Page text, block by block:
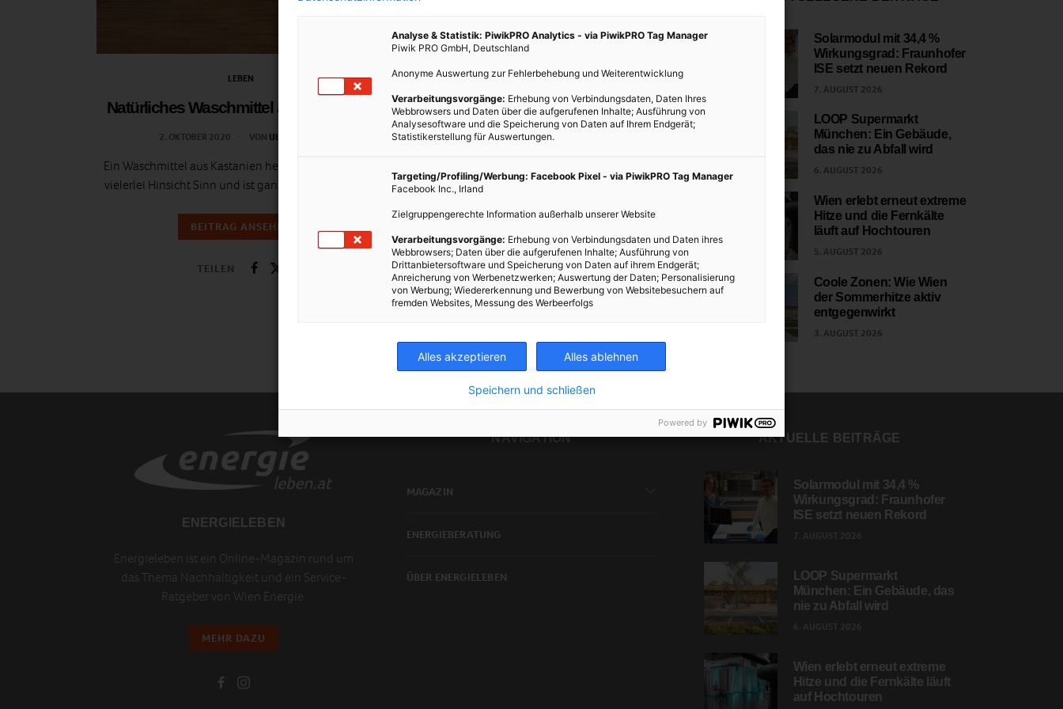
LEBEN
Natürliches Waschmittel aus Kastanien
2. OKTOBER 2020 VON ULRIKE GÖBL
Ein Waschmittel aus Kastanien herzustellen macht in
vielerlei Hinsicht Sinn und ist ganz einfach gemacht!
BEITRAG ANSEHEN
TEILEN
Solarmodul mit 34,4 %
Wirkungsgrad: Fraunhofer
ISE setzt neuen Rekord
7. AUGUST 2026
LOOP Supermarkt
München: Ein Gebäude,
das nie zu Abfall wird
6. AUGUST 2026
Wien erlebt erneut extreme
Hitze und die Fernkälte
läuft auf Hochtouren
5. AUGUST 2026
Coole Zonen: Wie Wien
der Sommerhitze aktiv
entgegenwirkt
3. AUGUST 2026
ENERGIELEBEN
Energieleben ist ein Online-Magazin rund um
das Thema Nachhaltigkeit und ein Service-
Ratgeber von Wien Energie.
MEHR DAZU
NAVIGATION
MAGAZIN
ENERGIEBERATUNG
ÜBER ENERGIELEBEN
AKTUELLE BEITRÄGE
Solarmodul mit 34,4 %
Wirkungsgrad: Fraunhofer
ISE setzt neuen Rekord
LOOP Supermarkt
München: Ein Gebäude, das
nie zu Abfall wird
Wien erlebt erneut extreme
Hitze und die Fernkälte läuft
auf Hochtouren
Analyse & Statistik: PiwikPRO Analytics - via PiwikPRO Tag Manager
Piwik PRO GmbH, Deutschland
Anonyme Auswertung zur Fehlerbehebung und Weiterentwicklung
Verarbeitungsvorgänge: Erhebung von Verbindungsdaten, Daten Ihres
Webbrowsers und Daten über die aufgerufenen Inhalte; Ausführung von
Analysesoftware und die Speicherung von Daten auf Ihrem Endgerät;
Statistikerstellung für Auswertungen.
Targeting/Profiling/Werbung: Facebook Pixel - via PiwikPRO Tag Manager
Facebook Inc., Irland
Zielgruppengerechte Information außerhalb unserer Website
Verarbeitungsvorgänge: Erhebung von Verbindungsdaten und Daten ihres
Webbrowsers; Daten über die aufgerufenen Inhalte; Ausführung von
Drittanbietersoftware und Speicherung von Daten auf ihrem Endgerät;
Anreicherung von Werbenetzwerken; Auswertung der Daten; Personalisierung
von Werbung; Wiedererkennung und Bewerbung von Websitebesuchern auf
fremden Websites, Messung des Werbeerfolgs
Alles akzeptieren Alles ablehnen
Speichern und schließen
Powered by